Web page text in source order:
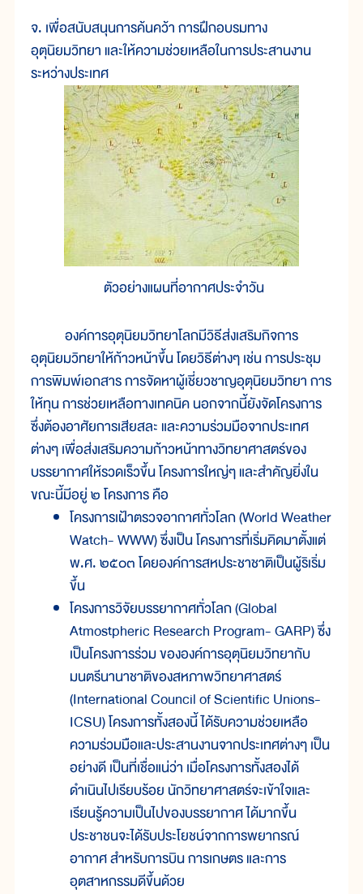
จ. เพื่อสนับสนุนการค้นคว้า การฝึกอบรมทาง
อุตุนิยมวิทยา และให้ความช่วยเหลือในการประสานงาน
ระหว่างประเทศ
ตัวอย่างแผนที่อากาศประจำวัน
องค์การอุตุนิยมวิทยาโลกมีวิธีส่งเสริมกิจการ
อุตุนิยมวิทยาให้ก้าวหน้าขึ้น โดยวิธีต่างๆ เช่น การประชุม
การพิมพ์เอกสาร การจัดหาผู้เชี่ยวชาญอุตุนิยมวิทยา การ
ให้ทุน การช่วยเหลือทางเทคนิค นอกจากนี้ยังจัดโครงการ
ซึ่งต้องอาศัยการเสียสละ และความร่วมมือจากประเทศ
ต่างๆ เพื่อส่งเสริมความก้าวหน้าทางวิทยาศาสตร์ของ
บรรยากาศให้รวดเร็วขึ้น โครงการใหญ่ๆ และสำคัญยิ่งใน
ขณะนี้มีอยู่ ๒ โครงการ คือ
โครงการเฝ้าตรวจอากาศทั่วโลก (World Weather
Watch- WWW) ซึ่งเป็น โครงการที่เริ่มคิดมาตั้งแต่
พ.ศ. ๒๕๐๓ โดยองค์การสหประชาชาติเป็นผู้ริเริ่ม
ขึ้น
โครงการวิจัยบรรยากาศทั่วโลก (Global
Atmostpheric Research Program- GARP) ซึ่ง
เป็นโครงการร่วม ขององค์การอุตุนิยมวิทยากับ
มนตรีนานาชาติของสหภาพวิทยาศาสตร์
(International Council of Scientific Unions-
ICSU) โครงการทั้งสองนี้ ได้รับความช่วยเหลือ
ความร่วมมือและประสานงานจากประเทศต่างๆ เป็น
อย่างดี เป็นที่เชื่อแน่ว่า เมื่อโครงการทั้งสองได้
ดำเนินไปเรียบร้อย นักวิทยาศาสตร์จะเข้าใจและ
เรียนรู้ความเป็นไปของบรรยากาศ ได้มากขึ้น
ประชาชนจะได้รับประโยชน์จากการพยากรณ์
อากาศ สำหรับการบิน การเกษตร และการ
อุตสาหกรรมดีขึ้นด้วย